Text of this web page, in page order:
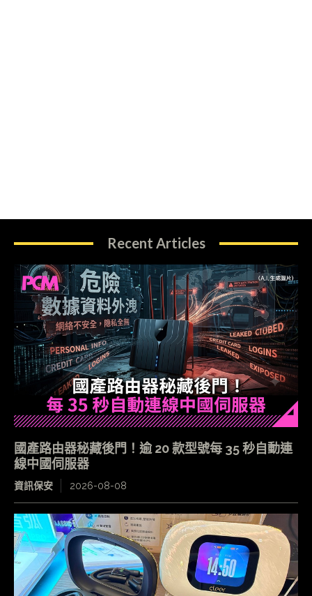
Recent Articles
國產路由器秘藏後門！逾 20 款型號每 35 秒自動連
線中國伺服器
資訊保安 2026-08-08